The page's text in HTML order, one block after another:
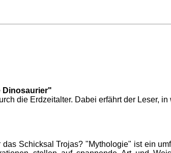
Dinosaurier"
die Erdzeitalter. Dabei erfährt der Leser,
Schicksal Trojas? "Mythologie" ist ein